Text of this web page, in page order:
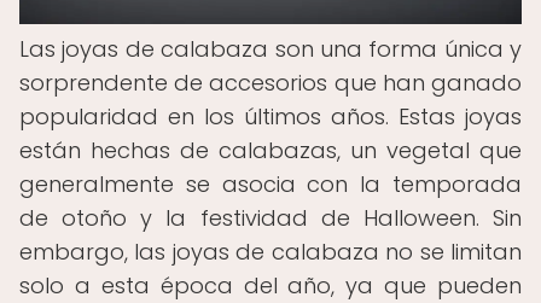
Las joyas de calabaza son una forma única y
sorprendente de accesorios que han ganado
popularidad en los últimos años. Estas joyas
están hechas de calabazas, un vegetal que
generalmente se asocia con la temporada
de otoño y la festividad de Halloween. Sin
embargo, las joyas de calabaza no se limitan
solo a esta época del año, ya que pueden